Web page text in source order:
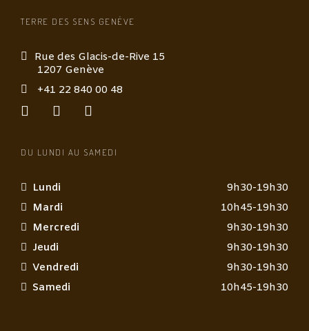
TERRE DES SENS GENÈVE
Rue des Glacis-de-Rive 15
1207 Genève
+41 22 840 00 48
DU LUNDI AU SAMEDI
Lundi
9h30-19h30
Mardi
10h45-19h30
Mercredi
9h30-19h30
Jeudi
9h30-19h30
Vendredi
9h30-19h30
Samedi
10h45-19h30